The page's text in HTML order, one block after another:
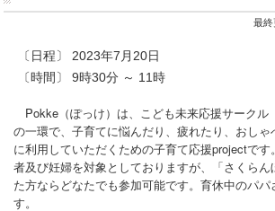
最終
〔日程〕 2023年7月20日
〔時間〕
9時30分 ～ 11時
Pokke（ぽっけ）は、こども未来応援サークル
の一環で、子育てに悩んだり、疲れたり、おし
に利用していただくための子育て応援projectで
者及び妊婦を対象としておりますが、「さくら
た方ならどなたでも参加可能です。育休中のパ
す。